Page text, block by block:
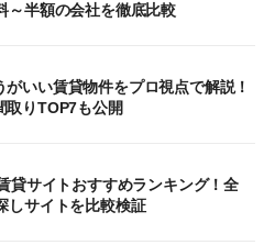
～半額の会社を徹底比較
がいい賃貸物件をプロ視点で解説！
取りTOP7も公開
貸サイトおすすめランキング！全
しサイトを比較検証